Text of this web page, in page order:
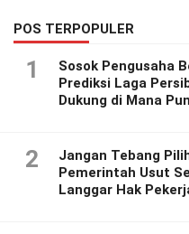
POS TERPOPULER
1
Sosok Pengusaha
Prediksi Laga
Dukung di Mana
2
Jangan Tebang
Pemerintah Usut
Langgar Hak